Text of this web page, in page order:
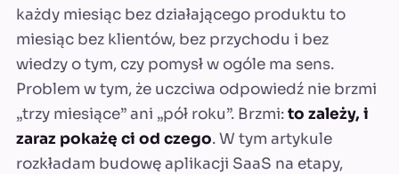
każdy miesiąc bez działającego produktu to
miesiąc bez klientów, bez przychodu i bez
wiedzy o tym, czy pomysł w ogóle ma sens.
Problem w tym, że uczciwa odpowiedź nie brzmi
„trzy miesiące” ani „pół roku”. Brzmi:to zależy, i
zaraz pokażę ci od czego. W tym artykule
rozkładam budowę aplikacji SaaS na etapy,